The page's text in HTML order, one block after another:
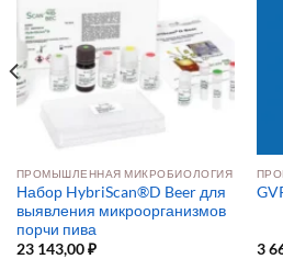
ПРОМЫШЛЕННАЯ МИКРОБИОЛОГИЯ
Набор HybriScan®D Beer для
выявления микроорганизмов
порчи пива
23 143,00₽ 3